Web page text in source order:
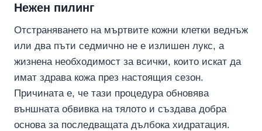
Нежен пилинг
Отстраняването на мъртвите кожни клетки веднъж
или два пъти седмично не е излишен лукс, а
жизнена необходимост за всички, които искат да
имат здрава кожа през настоящия сезон.
Причината е, че тази процедура обновява
външната обвивка на тялото и създава добра
основа за последващата дълбока хидратация.